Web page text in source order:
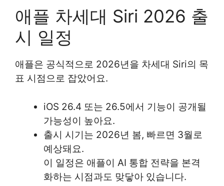
애플 차세대 Siri 2026 출
시 일정
애플은 공식적으로 2026년을 차세대 Siri의 목
표 시점으로 잡았어요.
iOS 26.4 또는 26.5에서 기능이 공개될
가능성이 높아요.
출시 시기는 2026년 봄, 빠르면 3월로
예상돼요.
이 일정은 애플이 AI 통합 전략을 본격
화하는 시점과도 맞닿아 있습니다.